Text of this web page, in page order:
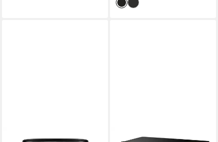
GOURMETMAXX GOURMETMAXX